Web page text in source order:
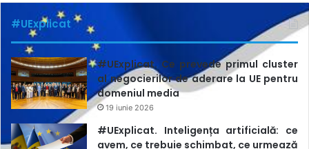
#UExplicat
#UExplicat. Ce prevede primul cluster
al negocierilor de aderare la UE pentru
domeniul media
19 iunie 2026
#UExplicat. Inteligența artificială: ce
avem, ce trebuie schimbat, ce urmează